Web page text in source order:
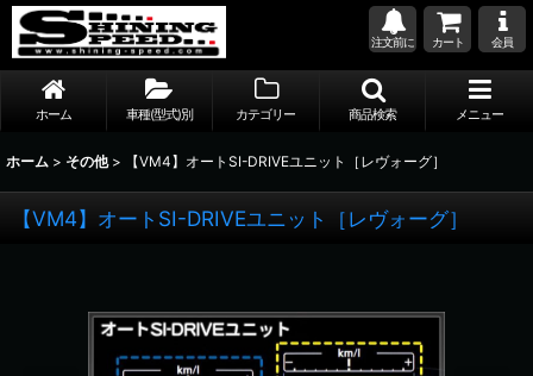
注文前に カート 会員
ホーム 車種(型式)別 カテゴリー 商品検索 メニュー
ホーム > その他 > 【VM4】オートSI-DRIVEユニット［レヴォーグ］
【VM4】オートSI-DRIVEユニット［レヴォーグ］